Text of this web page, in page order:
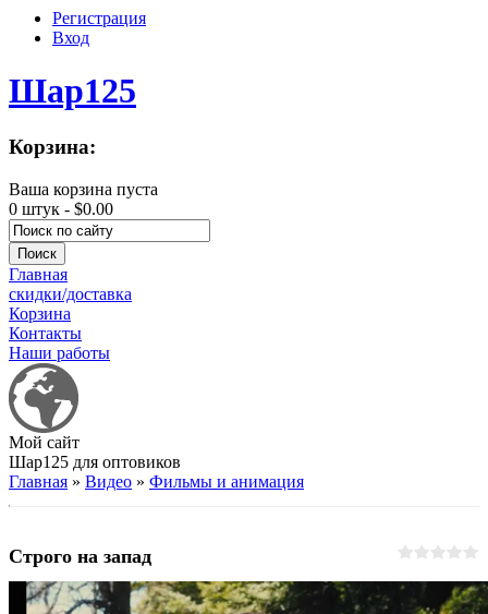
Регистрация
Вход
Шар125
Корзина:
Ваша корзина пуста
0 штук - $0.00
Главная
скидки/доставка
Корзина
Контакты
Наши работы
Мой сайт
Шар125 для оптовиков
Главная » Видео » Фильмы и анимация
Строго на запад